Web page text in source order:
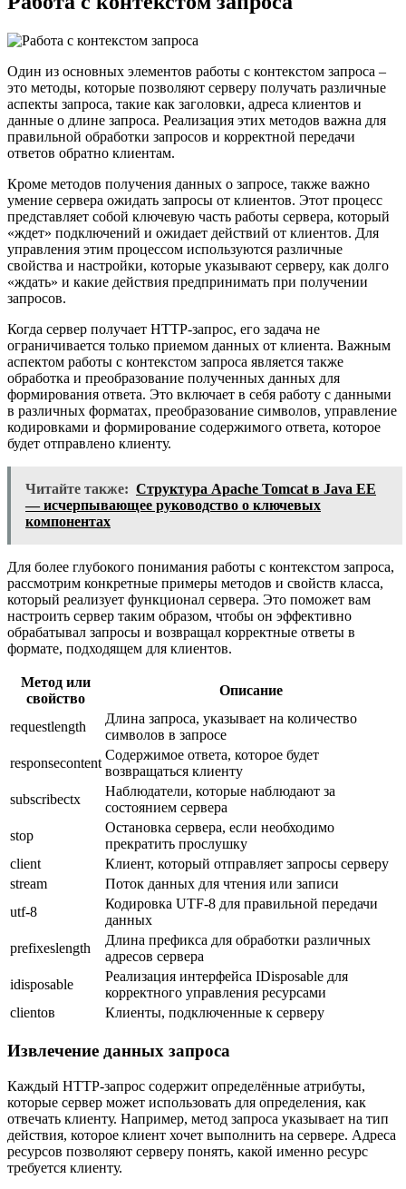
Один из основных элементов работы с контекстом запроса –
это методы, которые позволяют серверу получать различные
аспекты запроса, такие как заголовки, адреса клиентов и
данные о длине запроса. Реализация этих методов важна для
правильной обработки запросов и корректной передачи
ответов обратно клиентам.
Кроме методов получения данных о запросе, также важно
умение сервера ожидать запросы от клиентов. Этот процесс
представляет собой ключевую часть работы сервера, который
«ждет» подключений и ожидает действий от клиентов. Для
управления этим процессом используются различные
свойства и настройки, которые указывают серверу, как долго
«ждать» и какие действия предпринимать при получении
запросов.
Когда сервер получает HTTP-запрос, его задача не
ограничивается только приемом данных от клиента. Важным
аспектом работы с контекстом запроса является также
обработка и преобразование полученных данных для
формирования ответа. Это включает в себя работу с данными
в различных форматах, преобразование символов, управление
кодировками и формирование содержимого ответа, которое
будет отправлено клиенту.
Читайте также: Структура Apache Tomcat в Java EE
— исчерпывающее руководство о ключевых
компонентах
Для более глубокого понимания работы с контекстом запроса,
рассмотрим конкретные примеры методов и свойств класса,
который реализует функционал сервера. Это поможет вам
настроить сервер таким образом, чтобы он эффективно
обрабатывал запросы и возвращал корректные ответы в
формате, подходящем для клиентов.
Метод или
свойство
Описание
requestlength
Длина запроса, указывает на количество
символов в запросе
responsecontent
Содержимое ответа, которое будет
возвращаться клиенту
subscribectx
Наблюдатели, которые наблюдают за
состоянием сервера
stop
Остановка сервера, если необходимо
прекратить прослушку
client
Клиент, который отправляет запросы серверу
stream
Поток данных для чтения или записи
utf-8
Кодировка UTF-8 для правильной передачи
данных
prefixeslength
Длина префикса для обработки различных
адресов сервера
idisposable
Реализация интерфейса IDisposable для
корректного управления ресурсами
clientов
Клиенты, подключенные к серверу
Извлечение данных запроса
Каждый HTTP-запрос содержит определённые атрибуты,
которые сервер может использовать для определения, как
отвечать клиенту. Например, метод запроса указывает на тип
действия, которое клиент хочет выполнить на сервере. Адреса
ресурсов позволяют серверу понять, какой именно ресурс
требуется клиенту.